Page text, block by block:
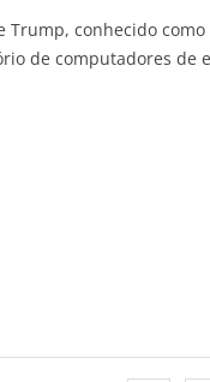
conhecido como
de computadores de